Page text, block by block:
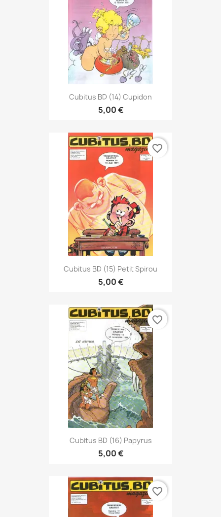
Cubitus BD (14) Cupidon
5,00 €
Cubitus BD (15) Petit Spirou
5,00 €
favorite_border
Cubitus BD (16) Papyrus
5,00 €
favorite_border
favorite_border